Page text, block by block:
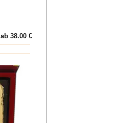
ab 38.00 €